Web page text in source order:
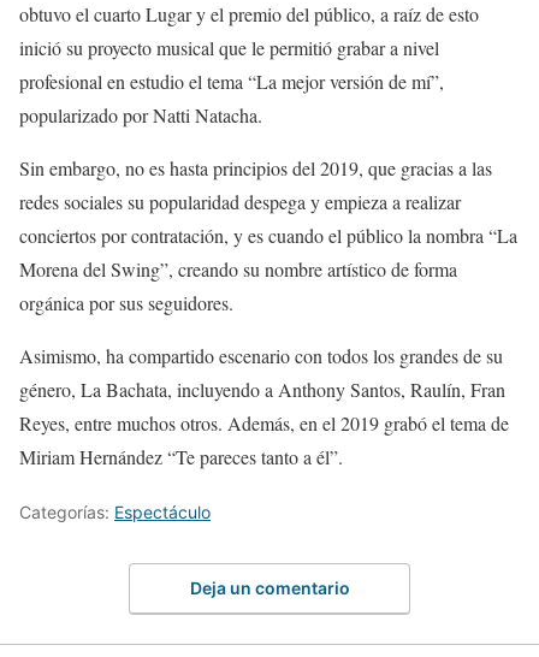
obtuvo el cuarto Lugar y el premio del público, a raíz de esto
inició su proyecto musical que le permitió grabar a nivel
profesional en estudio el tema “La mejor versión de mí”,
popularizado por Natti Natacha.
Sin embargo, no es hasta principios del 2019, que gracias a las
redes sociales su popularidad despega y empieza a realizar
conciertos por contratación, y es cuando el público la nombra “La
Morena del Swing”, creando su nombre artístico de forma
orgánica por sus seguidores.
Asimismo, ha compartido escenario con todos los grandes de su
género, La Bachata, incluyendo a Anthony Santos, Raulín, Fran
Reyes, entre muchos otros. Además, en el 2019 grabó el tema de
Miriam Hernández “Te pareces tanto a él”.
Categorías: Espectáculo
Deja un comentario